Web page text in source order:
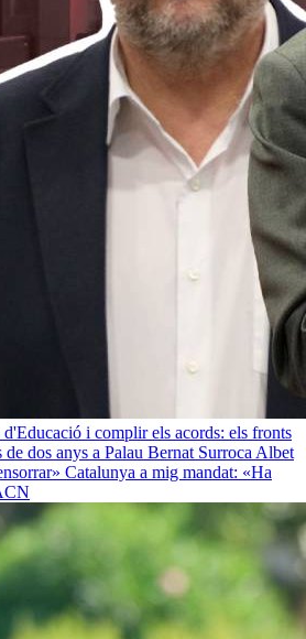
d'Educació i complir els acords: els fronts
dos anys a Palau Bernat Surroca Albet
Catalunya a mig mandat: «Ha